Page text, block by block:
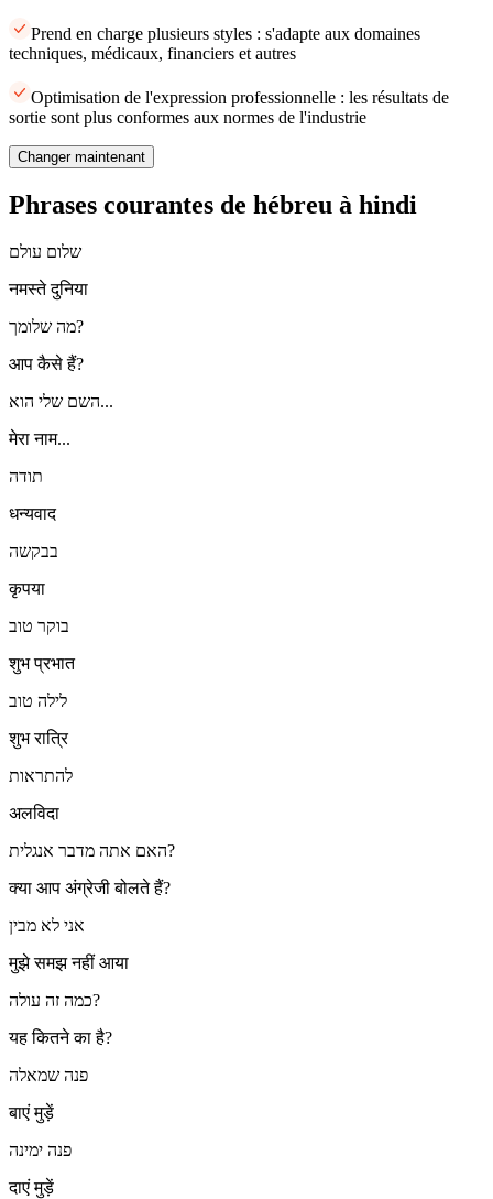
Prend en charge plusieurs styles : s'adapte aux domaines
techniques, médicaux, financiers et autres
Optimisation de l'expression professionnelle : les résultats de
sortie sont plus conformes aux normes de l'industrie
Changer maintenant
Phrases courantes de hébreu à hindi
שלום עולם
नमस्ते दुनिया
מה שלומך?
आप कैसे हैं?
השם שלי הוא...
मेरा नाम...
תודה
धन्यवाद
בבקשה
कृपया
בוקר טוב
शुभ प्रभात
לילה טוב
शुभ रात्रि
להתראות
अलविदा
האם אתה מדבר אנגלית?
क्या आप अंग्रेजी बोलते हैं?
אני לא מבין
मुझे समझ नहीं आया
כמה זה עולה?
यह कितने का है?
פנה שמאלה
बाएं मुड़ें
פנה ימינה
दाएं मुड़ें